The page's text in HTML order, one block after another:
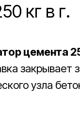
кг в г.
цемента
закрывает
узла